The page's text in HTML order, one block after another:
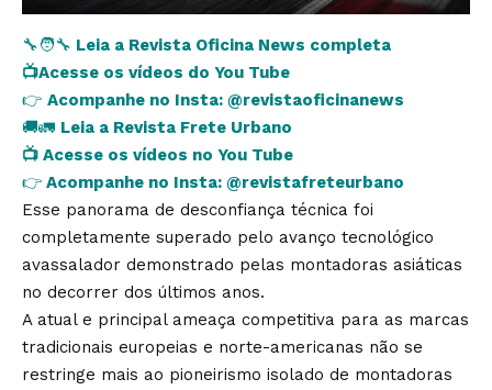
🔧🧑‍🔧 Leia a Revista Oficina News completa
📺Acesse os vídeos do You Tube
👉 Acompanhe no Insta: @revistaoficinanews
🚚🚛 Leia a Revista Frete Urbano
📺 Acesse os vídeos no You Tube
👉 Acompanhe no Insta: @revistafreteurbano
Esse panorama de desconfiança técnica foi
completamente superado pelo avanço tecnológico
avassalador demonstrado pelas montadoras asiáticas
no decorrer dos últimos anos.
A atual e principal ameaça competitiva para as marcas
tradicionais europeias e norte-americanas não se
restringe mais ao pioneirismo isolado de montadoras